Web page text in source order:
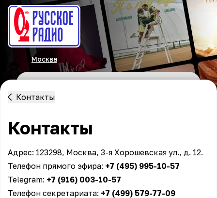
Москва
Контакты
Контакты
Адрес: 123298, Москва, 3-я Хорошевская ул., д. 12.
Телефон прямого эфира: +7 (495) 995-10-57
Telegram: +7 (916) 003-10-57
Телефон секретариата: +7 (499) 579-77-09